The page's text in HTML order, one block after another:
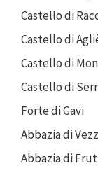
Castello di
Castello di
Castello di
Castello di
Forte di Gavi
Abbazia di
Abbazia di